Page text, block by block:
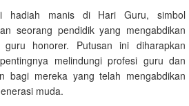
hadiah manis di Hari Guru, simbol
seorang pendidik yang mengabdikan
honorer. Putusan ini diharapkan
melindungi profesi guru dan
bagi mereka yang telah mengabdikan
muda.